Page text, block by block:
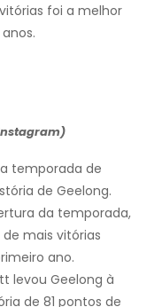
foi a melhor
temporada de
de Geelong.
da temporada,
mais vitórias
ano.
levou Geelong à
de 81 pontos de